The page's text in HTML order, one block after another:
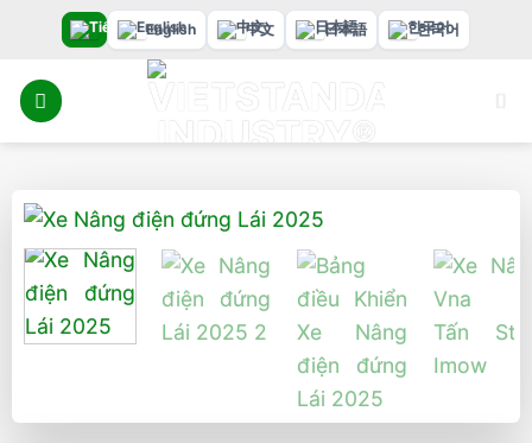
nội
dung
English 中文 日本語 한국어